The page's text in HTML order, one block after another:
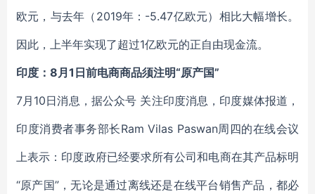
欧元，与去年（2019年：-5.47亿欧元）相比大幅增长。
因此，上半年实现了超过1亿欧元的正自由现金流。
印度：8月1日前电商商品须注明“原产国”
7月10日消息，据公众号 关注印度消息，印度媒体报道，
印度消费者事务部长Ram Vilas Paswan周四的在线会议
上表示：印度政府已经要求所有公司和电商在其产品标明
“原产国”，无论是通过离线还是在线平台销售产品，都必